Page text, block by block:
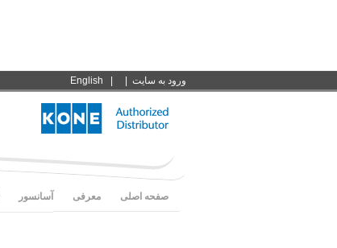
English ورود به سايت
صفحه اصلی معرفی آسانسور